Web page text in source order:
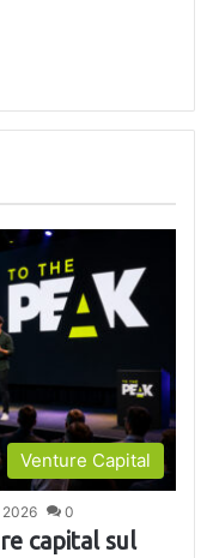
Venture Capital
2026 0
capital sul